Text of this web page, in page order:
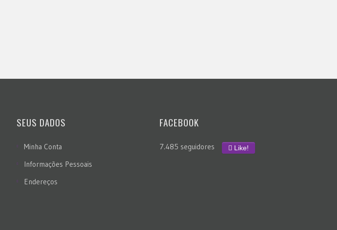
SEUS DADOS
Minha Conta
Informações Pessoais
Endereços
FACEBOOK
7.485 seguidores Like!